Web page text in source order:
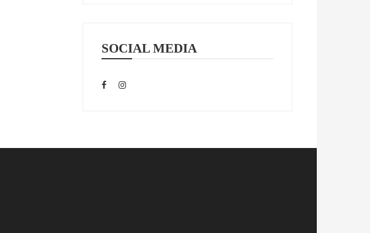
SOCIAL MEDIA